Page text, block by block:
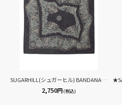
SUGARHILL(シュガーヒル) BANDANA SGHBNDN001(BLK)
2,750円(税込)